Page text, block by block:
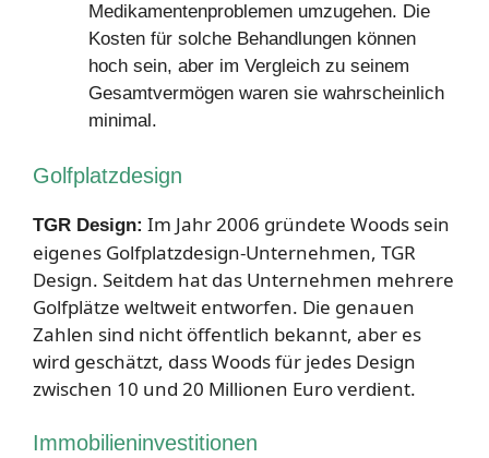
Medikamentenproblemen umzugehen. Die
Kosten für solche Behandlungen können
hoch sein, aber im Vergleich zu seinem
Gesamtvermögen waren sie wahrscheinlich
minimal.
Golfplatzdesign
TGR Design: Im Jahr 2006 gründete Woods sein
eigenes Golfplatzdesign-Unternehmen, TGR
Design. Seitdem hat das Unternehmen mehrere
Golfplätze weltweit entworfen. Die genauen
Zahlen sind nicht öffentlich bekannt, aber es
wird geschätzt, dass Woods für jedes Design
zwischen 10 und 20 Millionen Euro verdient.
Immobilieninvestitionen